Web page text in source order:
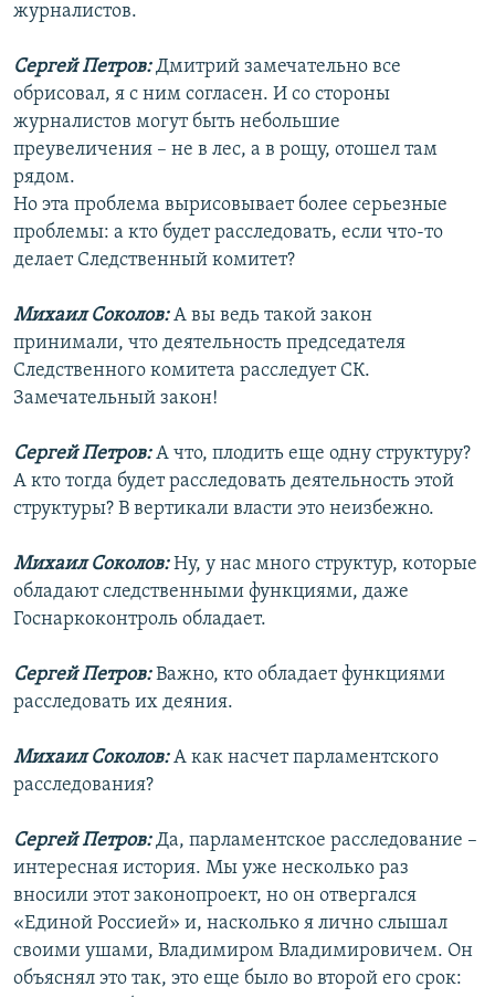
журналистов.
Сергей Петров:Дмитрий замечательно все
обрисовал, я с ним согласен. И со стороны
журналистов могут быть небольшие
преувеличения – не в лес, а в рощу, отошел там
рядом.
Но эта проблема вырисовывает более серьезные
проблемы: а кто будет расследовать, если что-то
делает Следственный комитет?
Михаил Соколов:А вы ведь такой закон
принимали, что деятельность председателя
Следственного комитета расследует СК.
Замечательный закон!
Сергей Петров:А что, плодить еще одну структуру?
А кто тогда будет расследовать деятельность этой
структуры? В вертикали власти это неизбежно.
Михаил Соколов:Ну, у нас много структур, которые
обладают следственными функциями, даже
Госнаркоконтроль обладает.
Сергей Петров:Важно, кто обладает функциями
расследовать их деяния.
Михаил Соколов:А как насчет парламентского
расследования?
Сергей Петров:Да, парламентское расследование –
интересная история. Мы уже несколько раз
вносили этот законопроект, но он отвергался
«Единой Россией» и, насколько я лично слышал
своими ушами, Владимиром Владимировичем. Он
объяснял это так, это еще было во второй его срок: